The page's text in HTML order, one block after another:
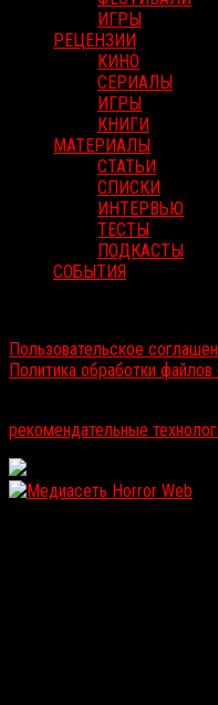
ИГРЫ
РЕЦЕНЗИИ
КИНО
СЕРИАЛЫ
ИГРЫ
КНИГИ
МАТЕРИАЛЫ
СТАТЬИ
СПИСКИ
ИНТЕРВЬЮ
ТЕСТЫ
ПОДКАСТЫ
СОБЫТИЯ
Пользовательское
Политика обработки
рекомендательные